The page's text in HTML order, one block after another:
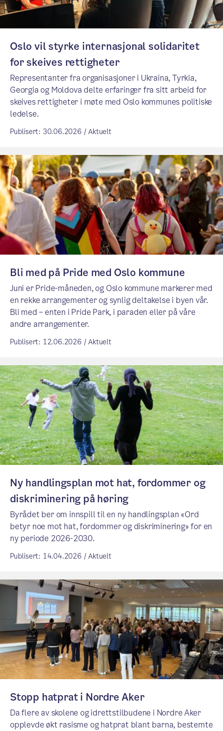
Oslo vil styrke internasjonal solidaritet
for skeives rettigheter
Representanter fra organisasjoner i Ukraina, Tyrkia,
Georgia og Moldova delte erfaringer fra sitt arbeid for
skeives rettigheter i møte med Oslo kommunes politiske
ledelse.
Publisert: 30.06.2026 / Aktuelt
Bli med på Pride med Oslo kommune
Juni er Pride-måneden, og Oslo kommune markerer med
en rekke arrangementer og synlig deltakelse i byen vår.
Bli med – enten i Pride Park, i paraden eller på våre
andre arrangementer.
Publisert: 12.06.2026 / Aktuelt
Ny handlingsplan mot hat, fordommer og
diskriminering på høring
Byrådet ber om innspill til en ny handlingsplan «Ord
betyr noe mot hat, fordommer og diskriminering» for en
ny periode 2026-2030.
Publisert: 14.04.2026 / Aktuelt
Stopp hatprat i Nordre Aker
Da flere av skolene og idrettstilbudene i Nordre Aker
opplevde økt rasisme og hatprat blant barna, bestemte